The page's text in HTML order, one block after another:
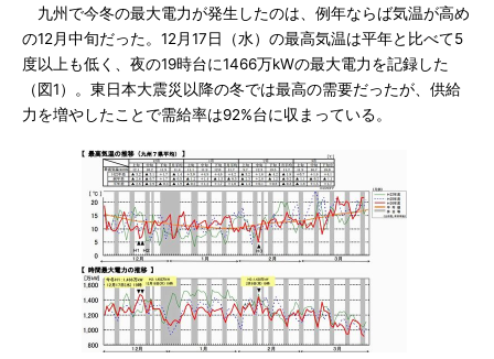
九州で今冬の最大電力が発生したのは、例年ならば気温が高め
の12月中旬だった。12月17日（水）の最高気温は平年と比べて5
度以上も低く、夜の19時台に1466万kWの最大電力を記録した
（図1）。東日本大震災以降の冬では最高の需要だったが、供給
力を増やしたことで需給率は92%台に収まっている。